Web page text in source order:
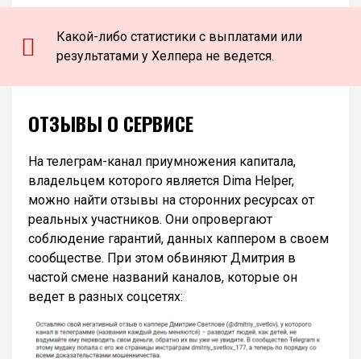
Какой-либо статистики с выплатами или
результатами у Хелпера не ведется.
ОТЗЫВЫ О СЕРВИСЕ
На телеграм-канал приумножения капитала,
владельцем которого является Dima Helper,
можно найти отзывы на сторонних ресурсах от
реальных участников. Они опровергают
соблюдение гарантий, данных каппером в своем
сообществе. При этом обвиняют Дмитрия в
частой смене названий каналов, которые он
ведет в разных соцсетях: